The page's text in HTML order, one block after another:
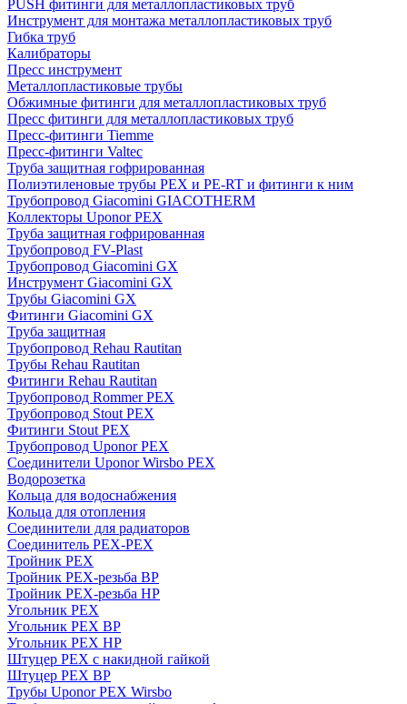
PUSH фитинги для металлопластиковых труб
Инструмент для монтажа металлопластиковых труб
Гибка труб
Калибраторы
Пресс инструмент
Металлопластиковые трубы
Обжимные фитинги для металлопластиковых труб
Пресс фитинги для металлопластиковых труб
Пресс-фитинги Tiemme
Пресс-фитинги Valtec
Труба защитная гофрированная
Полиэтиленовые трубы PEX и PE-RT и фитинги к ним
Трубопровод Giacomini GIACOTHERM
Коллекторы Uponor PEX
Труба защитная гофрированная
Трубопровод FV-Plast
Трубопровод Giacomini GX
Инструмент Giacomini GX
Трубы Giacomini GX
Фитинги Giacomini GX
Труба защитная
Трубопровод Rehau Rautitan
Трубы Rehau Rautitan
Фитинги Rehau Rautitan
Трубопровод Rommer PEX
Трубопровод Stout PEX
Фитинги Stout PEX
Трубопровод Uponor PEX
Соединители Uponor Wirsbo PEX
Водорозетка
Кольца для водоснабжения
Кольца для отопления
Соединители для радиаторов
Соединитель PEX-PEX
Тройник PEX
Тройник PEX-резьба ВР
Тройник PEX-резьба НР
Угольник PEX
Угольник PEX ВР
Угольник PEX НР
Штуцер PEX c накидной гайкой
Штуцер PEX ВР
Трубы Uponor PEX Wirsbo